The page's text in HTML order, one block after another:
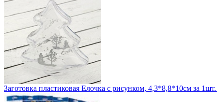
Заготовка пластиковая Елочка с рисунком, 4,3*8,8*10см за